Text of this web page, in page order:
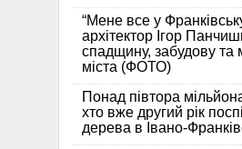
“Мене все у
архітектор Ігор
спадщину, забудову та
міста (ФОТО)
Понад півтора
хто вже другий рік
дерева в Івано-